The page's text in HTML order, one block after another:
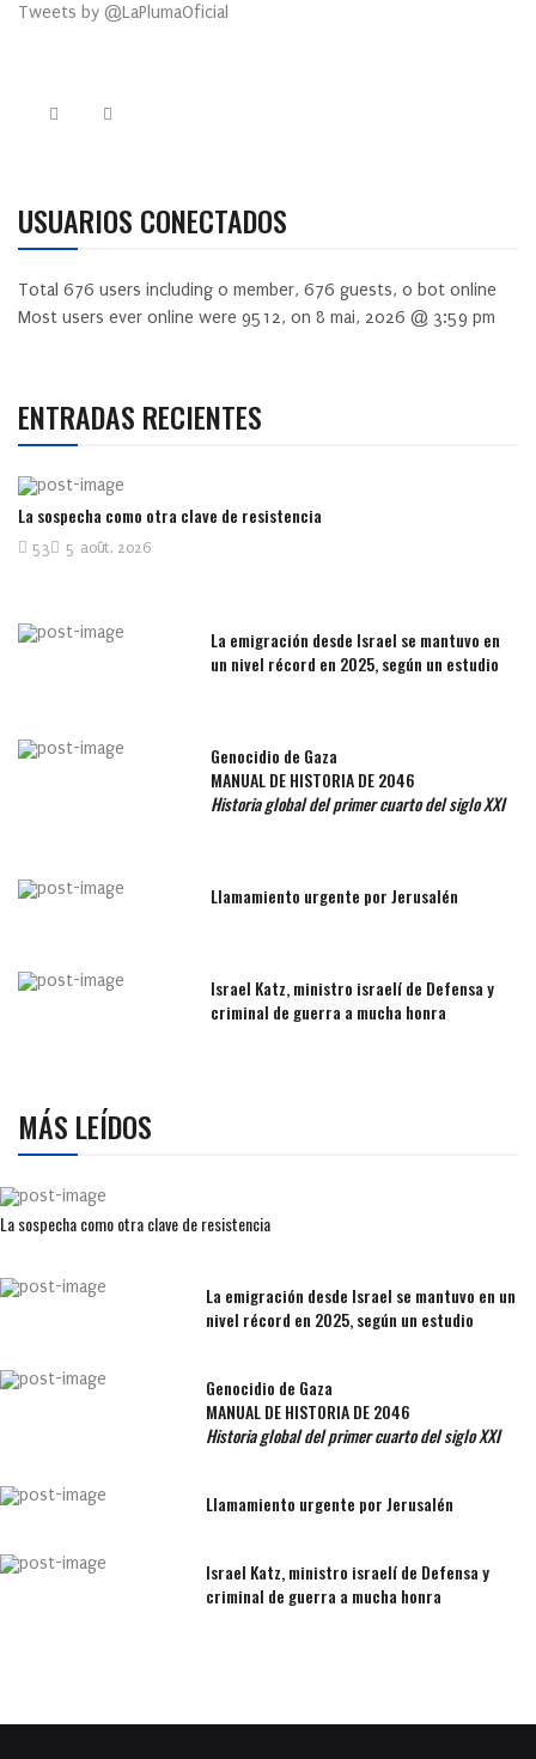
Tweets by @LaPlumaOficial
USUARIOS CONECTADOS
Total 676 users including 0 member, 676 guests, 0 bot online
Most users ever online were 9512, on 8 mai, 2026 @ 3:59 pm
ENTRADAS RECIENTES
La sospecha como otra clave de resistencia
5 août, 2026
53
La emigración desde Israel se mantuvo en
un nivel récord en 2025, según un estudio
Genocidio de Gaza
MANUAL DE HISTORIA DE 2046
Historia global del primer cuarto del siglo XXI
Llamamiento urgente por Jerusalén
Israel Katz, ministro israelí de Defensa y
criminal de guerra a mucha honra
MÁS LEÍDOS
La sospecha como otra clave de resistencia
La emigración desde Israel se mantuvo en un
nivel récord en 2025, según un estudio
Genocidio de Gaza
MANUAL DE HISTORIA DE 2046
Historia global del primer cuarto del siglo XXI
Llamamiento urgente por Jerusalén
Israel Katz, ministro israelí de Defensa y
criminal de guerra a mucha honra